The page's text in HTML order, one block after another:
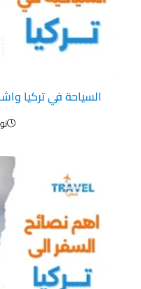
السياحة في تركيا